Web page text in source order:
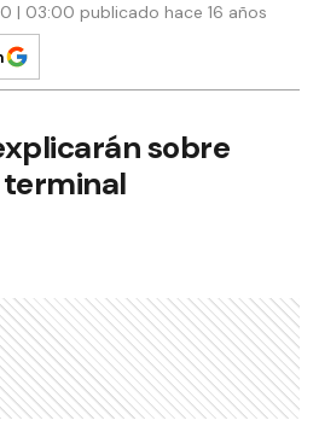
| 03:00 publicado hace 16 años
sobre